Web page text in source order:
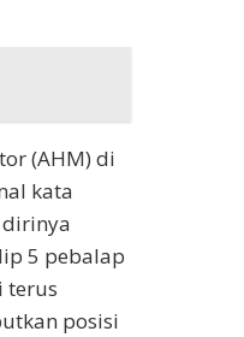
(AHM) di
kata
5 pebalap
terus
posisi